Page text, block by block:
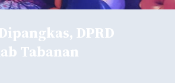
DPRD
Tabanan